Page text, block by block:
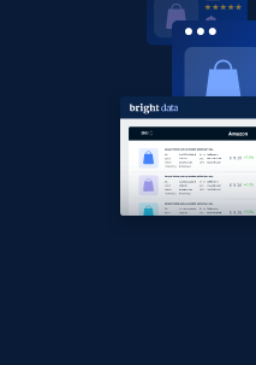
Amazon products
Title, Seller name,
price, Currency,